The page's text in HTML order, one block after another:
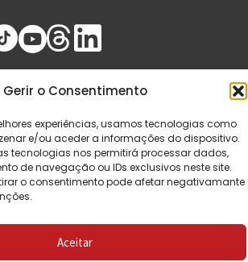
Gerir o Consentimento
experiências, usamos tecnologias como
e/ou aceder a informações do dispositivo.
tecnologias nos permitirá processar dados,
de navegação ou IDs exclusivos neste site.
o consentimento pode afetar negativamante
Aceitar
Saída de Emergência. Todos os
direitos reservados.